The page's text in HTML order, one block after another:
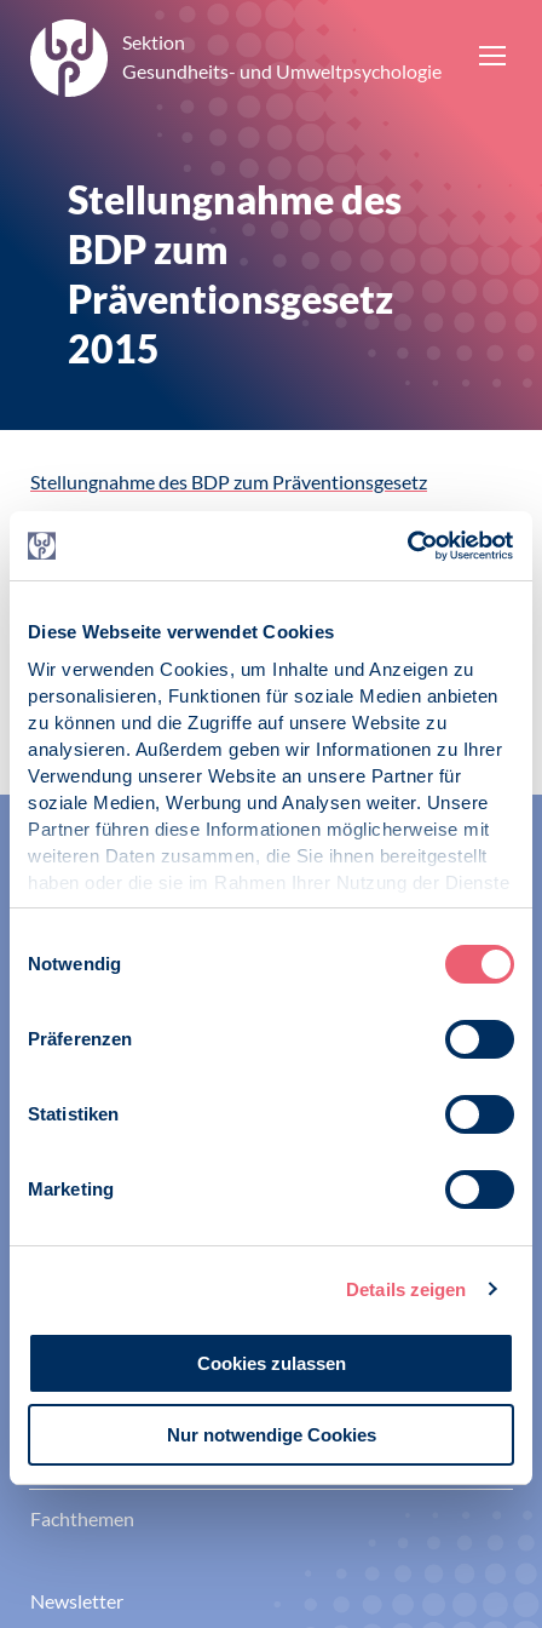
Diese Webseite verwendet Cookies
Wir verwenden Cookies, um Inhalte und Anzeigen zu
personalisieren, Funktionen für soziale Medien anbieten
zu können und die Zugriffe auf unsere Website zu
analysieren. Außerdem geben wir Informationen zu Ihrer
Verwendung unserer Website an unsere Partner für
soziale Medien, Werbung und Analysen weiter. Unsere
Partner führen diese Informationen möglicherweise mit
weiteren Daten zusammen, die Sie ihnen bereitgestellt
haben oder die sie im Rahmen Ihrer Nutzung der Dienste
gesammelt haben.
Notwendig
Präferenzen
Statistiken
Marketing
Details zeigen
Cookies zulassen
Nur notwendige Cookies
Sektion
Gesundheits- und Umweltpsychologie
Stellungnahme des
BDP zum
Präventionsgesetz
2015
Stellungnahme des BDP zum Präventionsgesetz
02.04.2015
Zur Übersicht
Wir unterstützen Psychologinnen und Psychologen in
ihren Berufstätigkeiten für die Gesundheitspsychologie
und Umweltpsychologie.
Umweltpsychologie in der Öffentlichkeit, Gesellschaft und
Politik.
Psychologen
Gesundheitspsychologie
Umweltpsychologie
Politik
Fachthemen
Newsletter